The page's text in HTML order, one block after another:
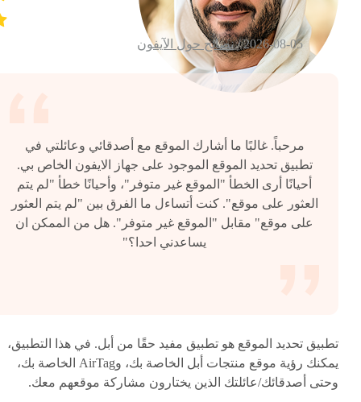
2026-08-05 / نصائح حول الآيفون
مرحباً. غالبًا ما أشارك الموقع مع أصدقائي وعائلتي في
تطبيق تحديد الموقع الموجود على جهاز الايفون الخاص بي.
أحيانًا أرى الخطأ "الموقع غير متوفر"، وأحيانًا خطأ "لم يتم
العثور على موقع". كنت أتساءل ما الفرق بين "لم يتم العثور
على موقع" مقابل "الموقع غير متوفر". هل من الممكن ان
يساعدني احدا؟"
تطبيق تحديد الموقع هو تطبيق مفيد حقًا من أبل. في هذا التطبيق،
يمكنك رؤية موقع منتجات أبل الخاصة بك، وAirTag الخاصة بك،
وحتى أصدقائك/عائلتك الذين يختارون مشاركة موقعهم معك.